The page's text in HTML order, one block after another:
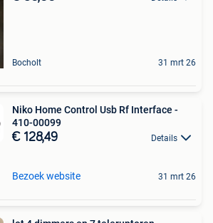
Bocholt 31 mrt 26
Niko Home Control Usb Rf Interface -
410-00099
€ 128,49 Details
Bezoek website 31 mrt 26